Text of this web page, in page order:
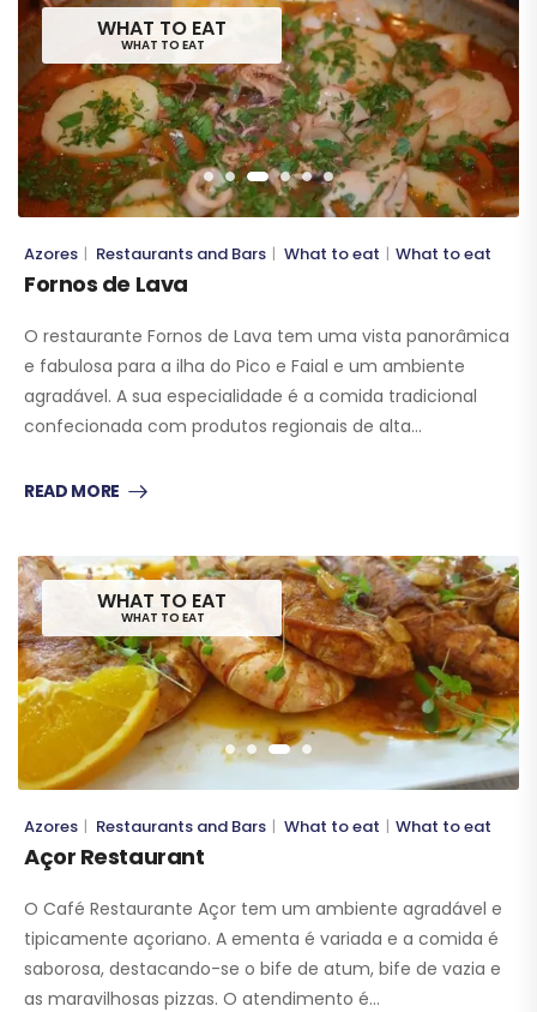
WHAT TO EAT
WHAT TO EAT
Azores | Restaurants and Bars | What to eat | What to eat
Fornos de Lava
O restaurante Fornos de Lava tem uma vista panorâmica
e fabulosa para a ilha do Pico e Faial e um ambiente
agradável. A sua especialidade é a comida tradicional
confecionada com produtos regionais de alta…
READ MORE
WHAT TO EAT
WHAT TO EAT
Azores | Restaurants and Bars | What to eat | What to eat
Açor Restaurant
O Café Restaurante Açor tem um ambiente agradável e
tipicamente açoriano. A ementa é variada e a comida é
saborosa, destacando-se o bife de atum, bife de vazia e
as maravilhosas pizzas. O atendimento é…